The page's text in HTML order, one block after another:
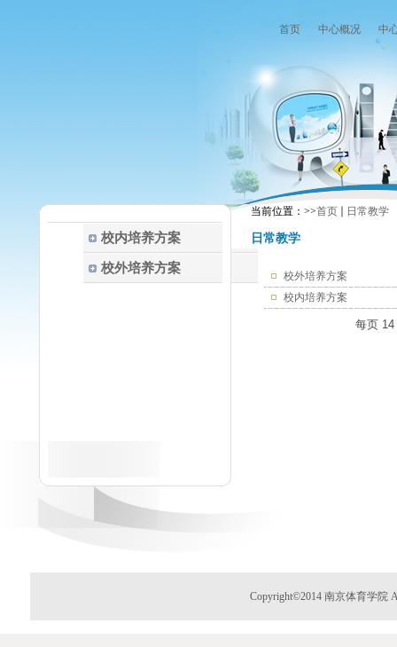
首页 中心概况 中
校内培养方案
校外培养方案
当前位置： >>首页 日常教学
日常教学
校外培养方案
校内培养方案
每页 14
Copyright©2014 南京体育学院